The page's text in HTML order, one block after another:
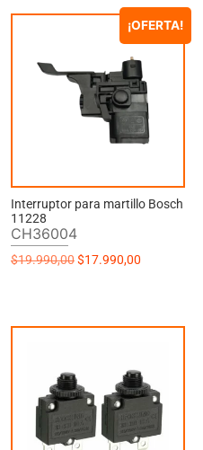
¡OFERTA!
Interruptor para martillo Bosch
11228
CH36004
$19.990,00$17.990,00